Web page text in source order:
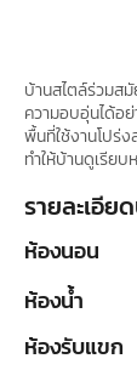
บ้านสไตล์ร่วมส
ความอบอุ่นได้อ
พื้นที่ใช้งานโปร่ง
ทำให้บ้านดูเรีย
รายละเอีย
ห้องนอน
ห้องน้ำ
ห้องรับแขก